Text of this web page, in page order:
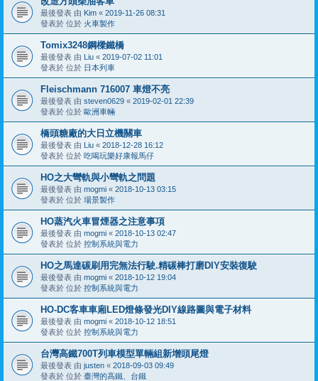
最後發表 由 Kim « 2019-11-26 08:31
發表於 位於 火車製作
Tomix3248鋼樑鐵橋
最後發表 由 Liu « 2019-07-02 11:01
發表於 位於 日本列車
Fleischmann 716007 車燈不亮
最後發表 由 steven0629 « 2019-02-01 22:39
發表於 位於 歐洲車輛
橋頭糖廠的大日立機關車
最後發表 由 Liu « 2018-12-28 16:12
發表於 位於 吃喝玩樂好康報馬仔
HO之大彎軌與小彎軌之問題
最後發表 由 mogmi « 2018-10-13 03:15
發表於 位於 場景製作
HO蒸汽火車冒煙器之注意事項
最後發表 由 mogmi « 2018-10-13 02:47
發表於 位於 控制系統與電力
HO之馬達碳刷用完無法行駛.精碳棒打磨DIY安裝復駛
最後發表 由 mogmi « 2018-10-12 19:04
發表於 位於 控制系統與電力
HO-DC客車車廂LED燈條發光DIY線路圖與電子材料
最後發表 由 mogmi « 2018-10-12 18:51
發表於 位於 控制系統與電力
台灣高鐵700T列車模型單輛組新增頭尾燈
最後發表 由 justen « 2018-09-03 09:49
發表於 位於 臺灣的高鐵、台鐵